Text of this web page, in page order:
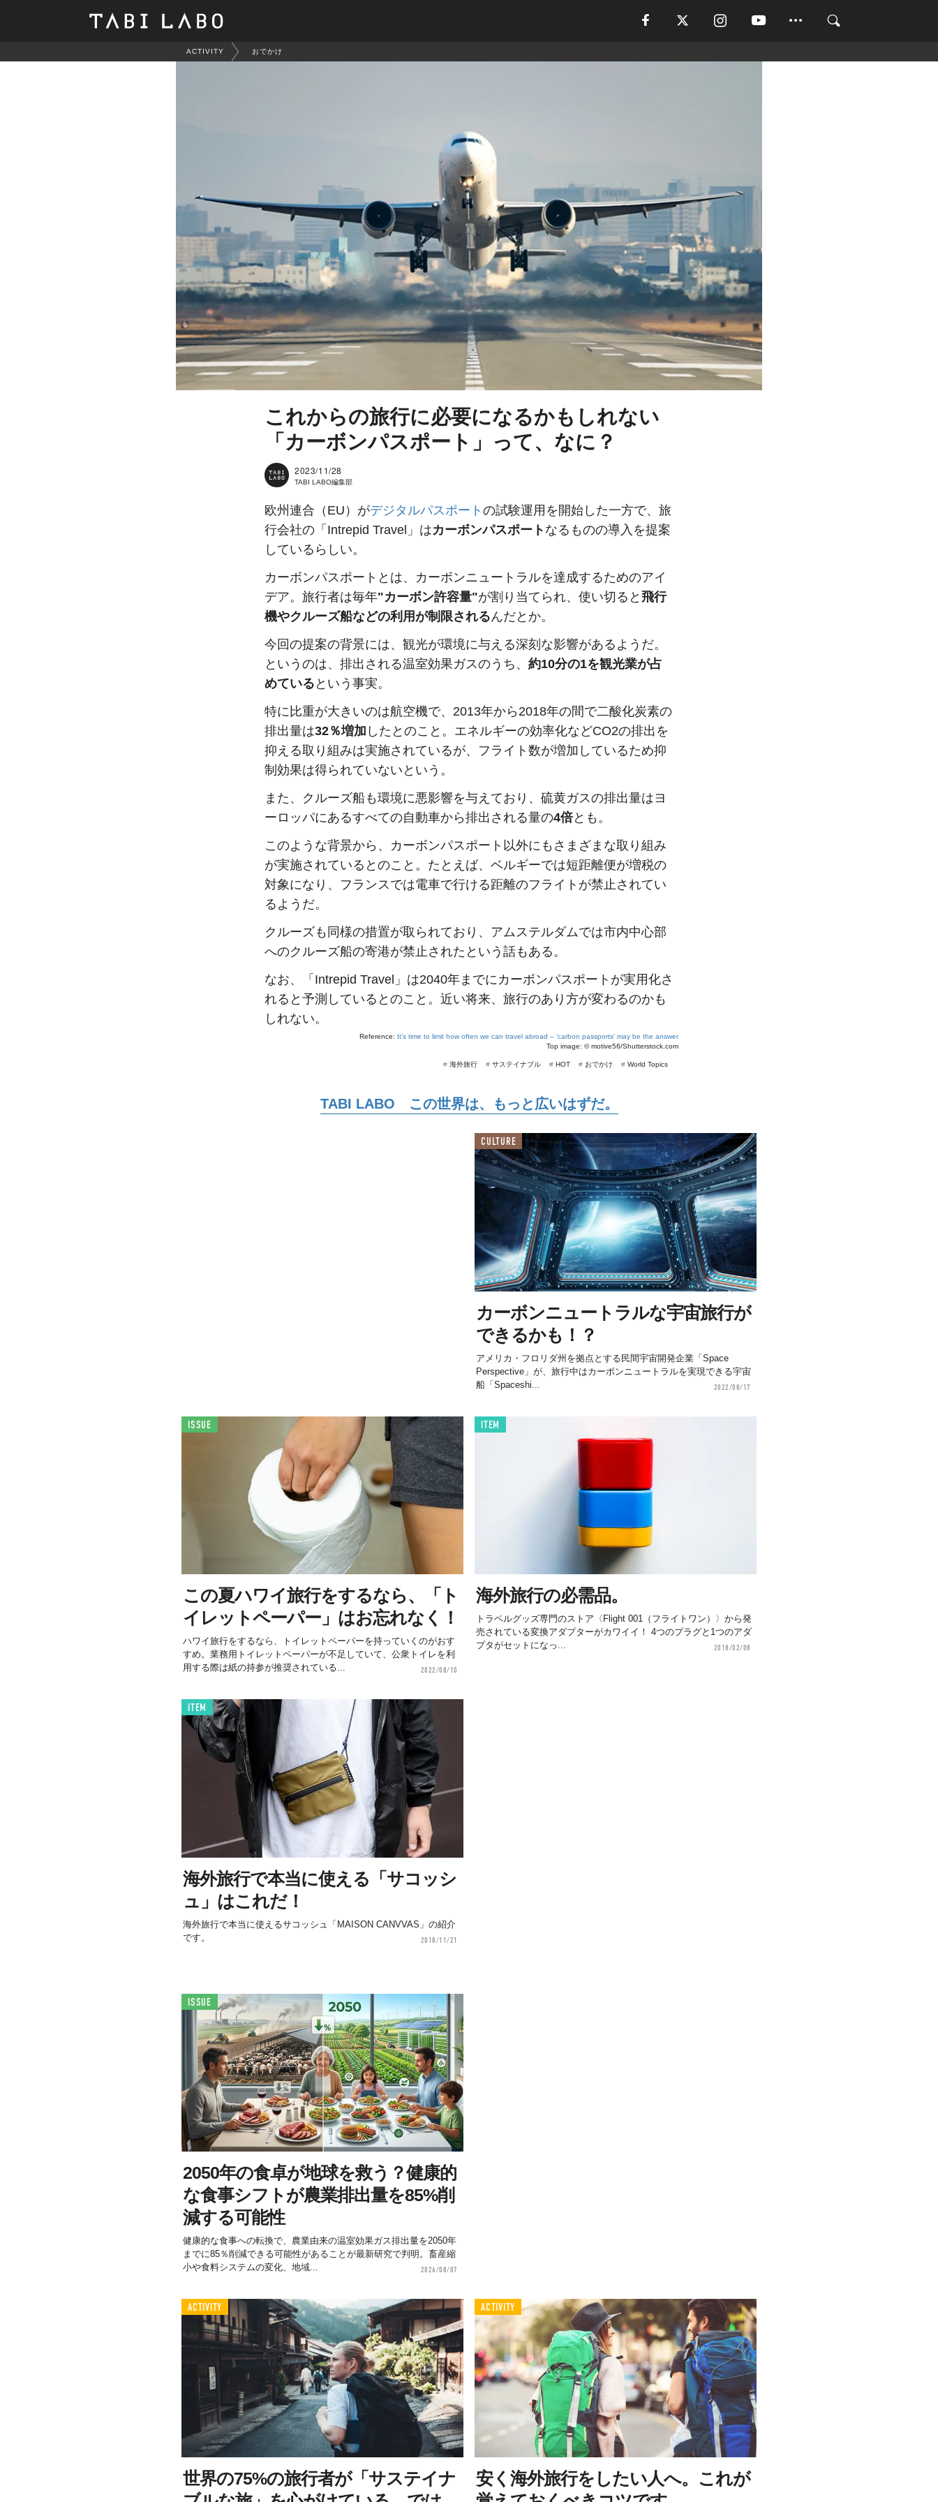
ACTIVITY おでかけ
これからの旅行に必要になるかもしれない
「カーボンパスポート」って、なに？
2023/11/28
TABI LABO編集部
欧州連合（EU）がデジタルパスポート の試験運用を開始した一方で、旅
行会社の「Intrepid Travel」はカーボンパスポート なるものの導入を提案
しているらしい。
カーボンパスポートとは、カーボンニュートラルを達成するためのアイ
デア。旅行者は毎年"カーボン許容量"が割り当てられ、使い切ると 飛行
機やクルーズ船などの利用が制限されるんだとか。
今回の提案の背景には、観光が環境に与える深刻な影響があるようだ。
というのは、排出される温室効果ガスのうち、 約10分の1を観光業が占
めている という事実。
特に比重が大きいのは航空機で、2013年から2018年の間で二酸化炭素の
排出量は32％増加 したとのこと。エネルギーの効率化などCO2の排出を
抑える取り組みは実施されているが、フライト数が増加しているため抑
制効果は得られていないという。
また、クルーズ船も環境に悪影響を与えており、硫黄ガスの排出量はヨ
ーロッパにあるすべての自動車から排出される量の4倍とも。
このような背景から、カーボンパスポート以外にもさまざまな取り組み
が実施されているとのこと。たとえば、ベルギーでは短距離便が増税の
対象になり、フランスでは電車で行ける距離のフライトが禁止されてい
るようだ。
クルーズも同様の措置が取られており、アムステルダムでは市内中心部
へのクルーズ船の寄港が禁止されたという話もある。
なお、「Intrepid Travel」は2040年までにカーボンパスポートが実用化さ
れると予測しているとのこと。近い将来、旅行のあり方が変わるのかも
しれない。
Reference:
It’s time to limit how often we can travel abroad – ‘carbon passports’ may be the answer
Top image: ©motive56/Shutterstock.com
# World Topics
# おでかけ
# HOT
# サステイナブル
# 海外旅行
TABI LABO この世界は、もっと広いはずだ。
CULTURE
カーボンニュートラルな宇宙旅行が
できるかも！？
アメリカ・フロリダ州を拠点とする民間宇宙開発企業「Space
Perspective」が、旅行中はカーボンニュートラルを実現できる宇宙
船「Spaceshi...
2022/08/17
ISSUE
この夏ハワイ旅行をするなら、「ト
イレットペーパー」はお忘れなく！
ハワイ旅行をするなら、トイレットペーパーを持っていくのがおす
すめ。業務用トイレットペーパーが不足していて、公衆トイレを利
用する際は紙の持参が推奨されている...
2022/08/10
ITEM
海外旅行の必需品。
トラベルグッズ専門のストア〈Flight 001（フライトワン）〉から発
売されている変換アダプターがカワイイ！ 4つのプラグと1つのアダ
プタがセットになっ...
2018/02/08
ITEM
海外旅行で本当に使える「サコッシ
ュ」はこれだ！
海外旅行で本当に使えるサコッシュ「MAISON CANVVAS」の紹介
です。
2018/11/21
ISSUE
2050年の食卓が地球を救う？健康的
な食事シフトが農業排出量を85%削
減する可能性
健康的な食事への転換で、農業由来の温室効果ガス排出量を2050年
までに85％削減できる可能性があることが最新研究で判明。畜産縮
小や食料システムの変化、地域...
2026/08/07
ACTIVITY
世界の75%の旅行者が「サステイナ
ACTIVITY
安く海外旅行をしたい人へ。これが